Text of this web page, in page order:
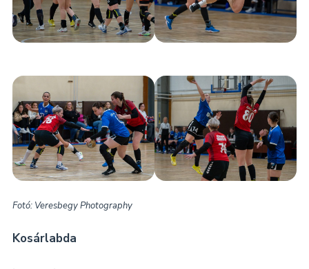
Fotó: Veresbegy Photography
Kosárlabda